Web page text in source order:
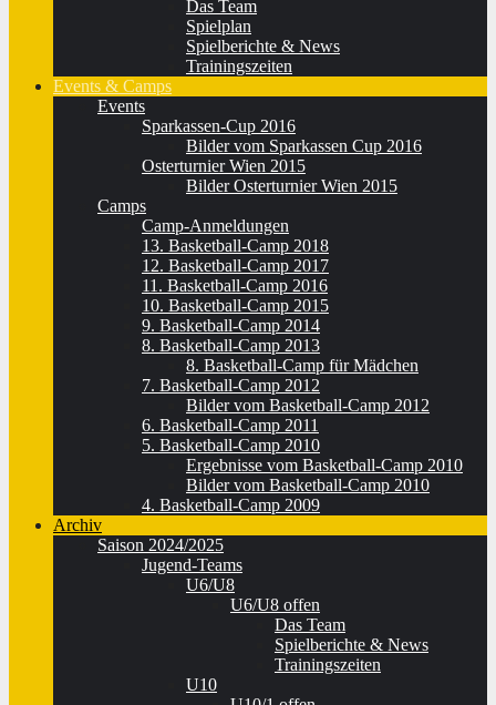
Das Team
Spielplan
Spielberichte & News
Trainingszeiten
Events & Camps
Events
Sparkassen-Cup 2016
Bilder vom Sparkassen Cup 2016
Osterturnier Wien 2015
Bilder Osterturnier Wien 2015
Camps
Camp-Anmeldungen
13. Basketball-Camp 2018
12. Basketball-Camp 2017
11. Basketball-Camp 2016
10. Basketball-Camp 2015
9. Basketball-Camp 2014
8. Basketball-Camp 2013
8. Basketball-Camp für Mädchen
7. Basketball-Camp 2012
Bilder vom Basketball-Camp 2012
6. Basketball-Camp 2011
5. Basketball-Camp 2010
Ergebnisse vom Basketball-Camp 2010
Bilder vom Basketball-Camp 2010
4. Basketball-Camp 2009
Archiv
Saison 2024/2025
Jugend-Teams
U6/U8
U6/U8 offen
Das Team
Spielberichte & News
Trainingszeiten
U10